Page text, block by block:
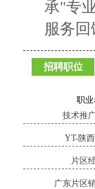
承"专
服务回
招聘职位
职
技术推
YT-陕
片区
广东片区